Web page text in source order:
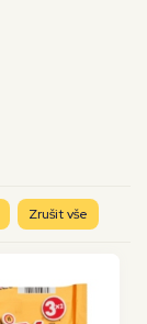
Zrušit vše